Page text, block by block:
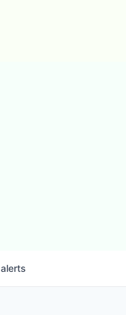
alerts